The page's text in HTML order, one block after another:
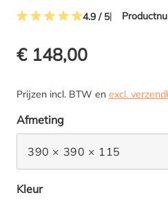
4.9 / 5
€ 148,00
Prijzen incl. BTW en excl.
Selecteer
Afmeting
390 × 390 × 115
Selecteer
Kleur